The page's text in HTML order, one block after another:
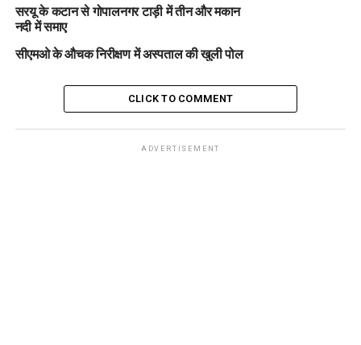
सरयू के कटान से गोपालनगर टाड़ी में तीन और मकान
नदी में समाए
सीएमओ के औचक निरीक्षण में अस्पताल की खुली पोल
CLICK TO COMMENT
ADVERTISEMENT